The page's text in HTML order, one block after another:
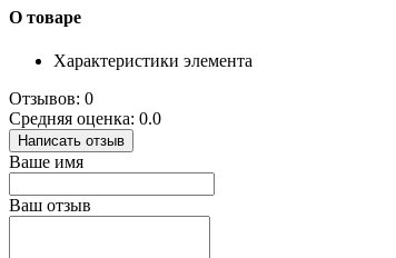
О товаре
Характеристики элемента
Отзывов: 0
Средняя оценка: 0.0
Написать отзыв
Ваше имя
Ваш отзыв